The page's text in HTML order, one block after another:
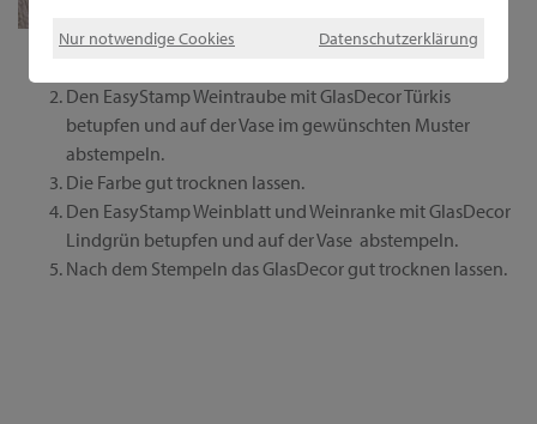
Nur notwendige Cookies Datenschutzerklärung
Den EasyStamp Weintraube mit GlasDecor Türkis
betupfen und auf der Vase im gewünschten Muster
abstempeln.
Die Farbe gut trocknen lassen.
Den EasyStamp Weinblatt und Weinranke mit GlasDecor
Lindgrün betupfen und auf der Vase abstempeln.
Nach dem Stempeln das GlasDecor gut trocknen lassen.